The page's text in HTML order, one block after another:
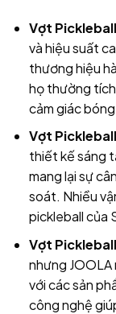
Vợt
và hiệu suất
thương hiệu
họ thường
cảm giác
Vợt
thiết kế sáng
mang lại sự
soát. Nhiều
pickleball của
Vợt
nhưng JOOLA
với các sản
công nghệ